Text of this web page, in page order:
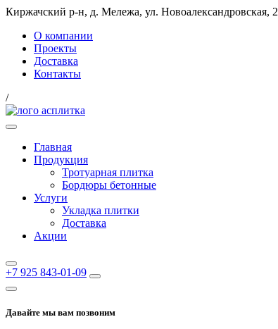
Киржачский р-н, д. Мележа, ул. Новоалександровская, 2
О компании
Проекты
Доставка
Контакты
/
Главная
Продукция
Тротуарная плитка
Бордюры бетонные
Услуги
Укладка плитки
Доставка
Акции
+7 925 843-01-09
Давайте мы вам позвоним